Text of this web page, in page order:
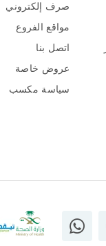
صرف إلكتروني
مواقع الفروع
اتصل بنا
عروض خاصة
سياسة مكسب